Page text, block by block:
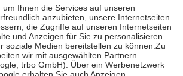
Es sind jedoch nie mehr als die tatsächlichen
entrichten.
auch für Online-Apotheken.
Krankenpflege beträgt die
der Kosten sowie zehn Euro je